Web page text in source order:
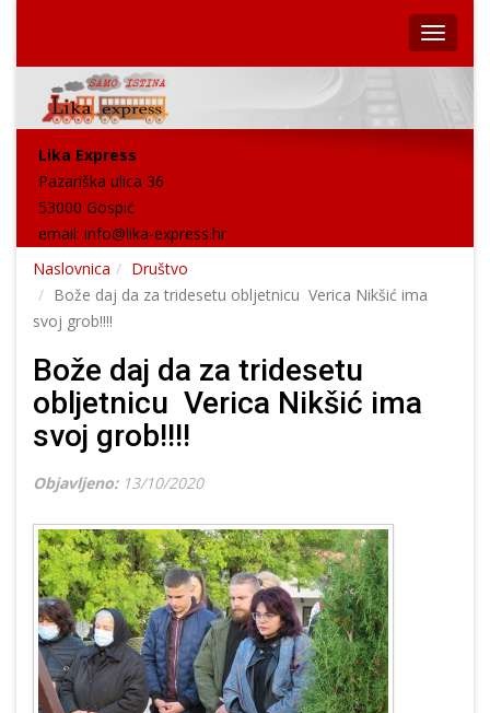
Lika Express
Pazariška ulica 36
53000 Gospić
email: info@lika-express.hr
Naslovnica
Društvo
Bože daj da za tridesetu obljetnicu Verica Nikšić ima
svoj grob!!!!
Bože daj da za tridesetu
obljetnicu Verica Nikšić ima
svoj grob!!!!
Objavljeno: 13/10/2020